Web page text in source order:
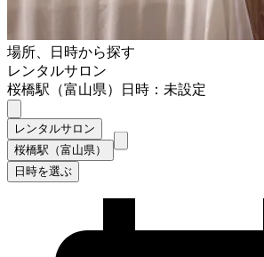
場所、日時から探す
レンタルサロン
桜橋駅（富山県）
日時：未設定
レンタルサロン
桜橋駅（富山県）
日時を選ぶ